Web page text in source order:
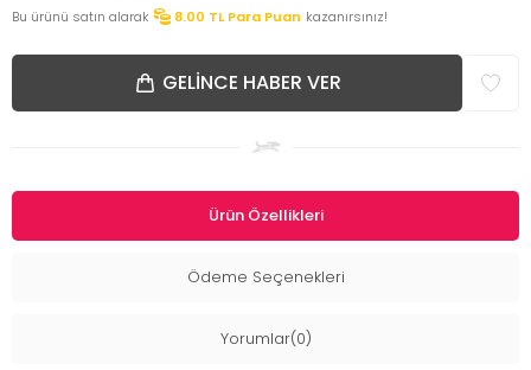
Bu ürünü satın alarak 8.00 TL Para Puan kazanırsınız!
GELINCE HABER VER
Ürün Özellikleri
Ödeme Seçenekleri
Yorumlar(0)